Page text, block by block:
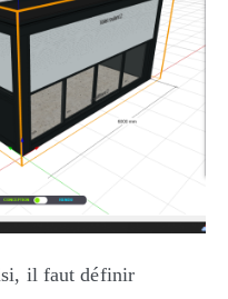
il faut définir